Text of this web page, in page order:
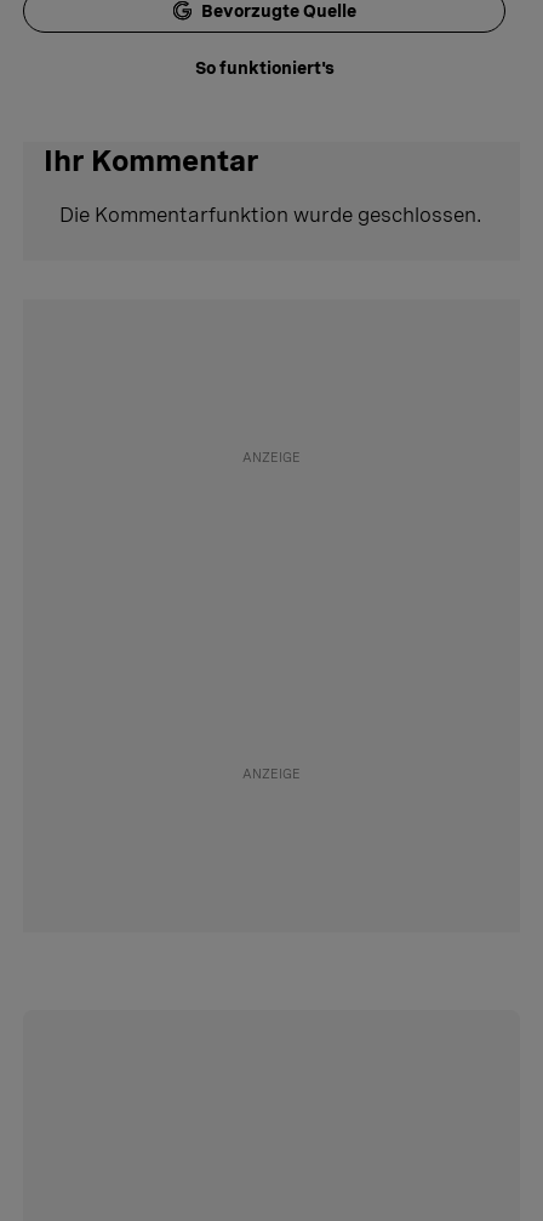
Bevorzugte Quelle
So funktioniert's
Ihr Kommentar
Die Kommentarfunktion wurde geschlossen.